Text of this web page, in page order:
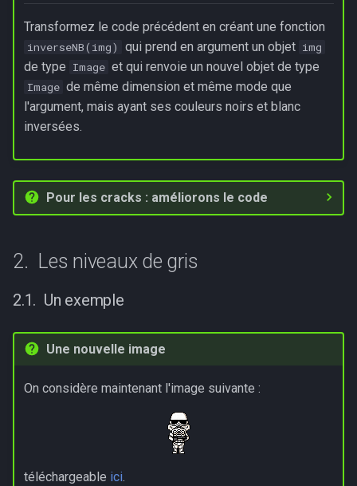
Transformez le code précédent en créant une fonction
inverseNB(img) qui prend en argument un objet img
de type Image et qui renvoie un nouvel objet de type
Image de même dimension et même mode que
l'argument, mais ayant ses couleurs noirs et blanc
inversées.
Pour les cracks : améliorons le code
Les niveaux de gris
Un exemple
Une nouvelle image
On considère maintenant l'image suivante :
téléchargeable ici.